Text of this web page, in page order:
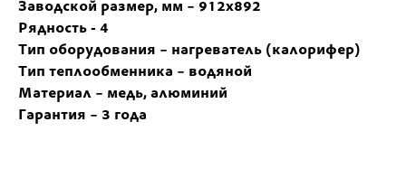
Заводской размер, мм – 912х892
Рядность - 4
Тип оборудования – нагреватель (калорифер)
Тип теплообменника – водяной
Материал – медь, алюминий
Гарантия – 3 года